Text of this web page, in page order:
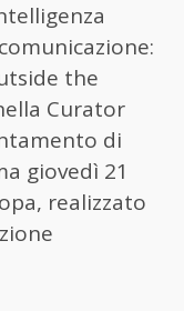
the
Curator
di
giovedì 21
realizzato